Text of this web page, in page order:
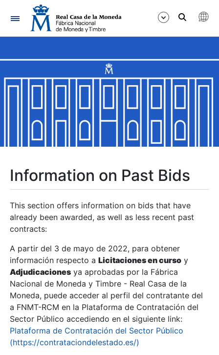
Navigation
Show/Hide
Show/Hide
Show/Hide
Show/Hide
Show/Hide
Information on Past Bids
This section offers information on bids that have
already been awarded, as well as less recent past
contracts:
A partir del 3 de mayo de 2022, para obtener
información respecto a Licitaciones en curso y
Adjudicaciones ya aprobadas por la Fábrica
Nacional de Moneda y Timbre - Real Casa de la
Moneda, puede acceder al perfil del contratante del
a FNMT-RCM en la Plataforma de Contratación del
Sector Público accediendo en el siguiente link:
Plataforma de Contratación del Sector Público
(https://contrataciondelestado.es/)